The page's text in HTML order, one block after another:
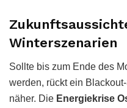
Winterszenarien
Sollte bis zum Ende des
werden, rückt ein
näher. Die Energiekrise